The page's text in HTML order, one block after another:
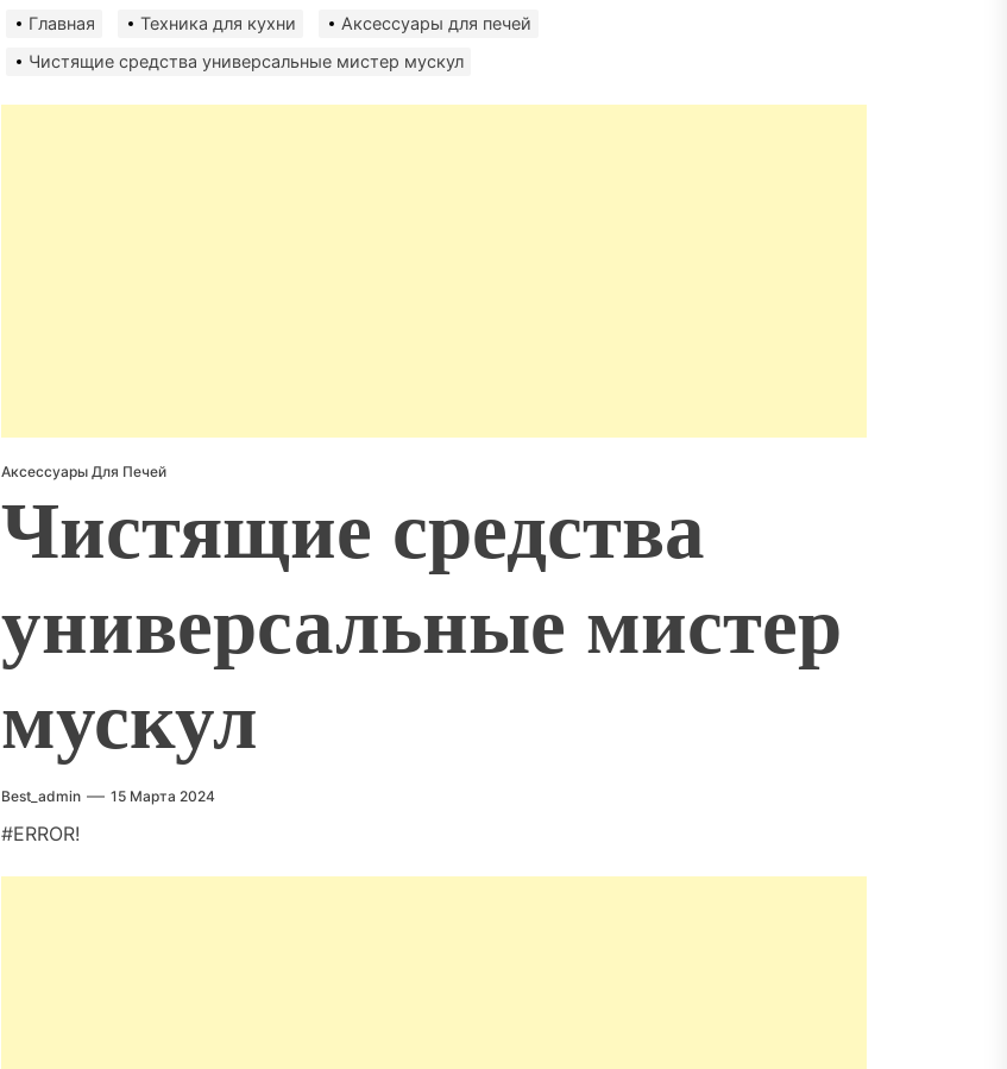
безопасности объектов
Главная Техника для кухни
Аксессуары для печей
Чистящие средства универсальные мистер мускул
Аксессуары Для Печей
Чистящие средства
универсальные мистер
мускул
Best_admin 15 Марта 2024
#ERROR!